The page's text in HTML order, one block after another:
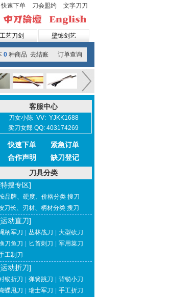
快速下单 刀会盟约 文字刀刀
工艺刀剑 壁饰剑艺
0 种商品 去结账 订单查询
客服中心
刀女小陈 VV: YJKK1688
卖刀女郎 QQ: 403174269
快速下单
紧急订单
合作声明
缺刀登记
刀具分类
搜专区]
品牌、硬度、价格分类 搜刀
刀长、刃材、柄材分类 搜刀
动直刀]
柄军刀 丛林战刀
大型砍刀
刀鱼刀
匕首刺刀
军用菜刀
工制刀
动折刀]
锁折刀 弹簧跳刀
背锁小刀
蝶甩刀
瑞士军刀 手工折刀